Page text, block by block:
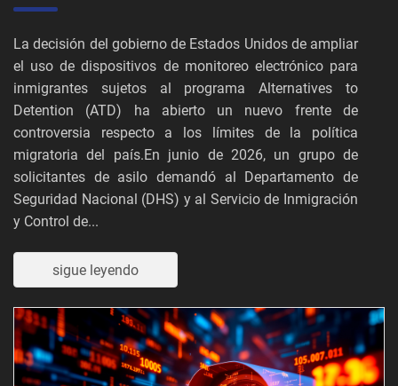
La decisión del gobierno de Estados Unidos de ampliar
el uso de dispositivos de monitoreo electrónico para
inmigrantes sujetos al programa Alternatives to
Detention (ATD) ha abierto un nuevo frente de
controversia respecto a los límites de la política
migratoria del país.En junio de 2026, un grupo de
solicitantes de asilo demandó al Departamento de
Seguridad Nacional (DHS) y al Servicio de Inmigración
y Control de...
sigue leyendo